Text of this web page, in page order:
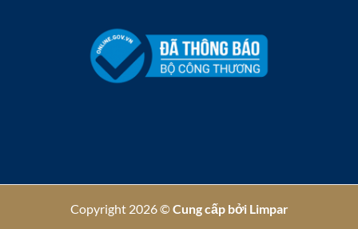
Copyright 2026 ©Cung cấp bởi Limpar